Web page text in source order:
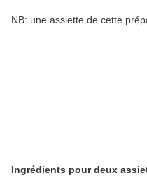
NB: une assiette de cette
Ingrédients pour deux